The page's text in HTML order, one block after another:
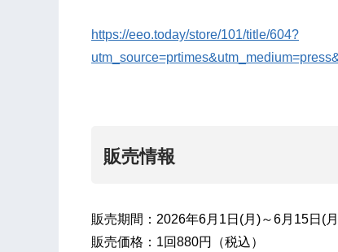
https://eeo.today/store/101/title/604?
販売情報
販売期間：2026年6月1日(月)～6月15日(
販売価格：1回880円（税込）